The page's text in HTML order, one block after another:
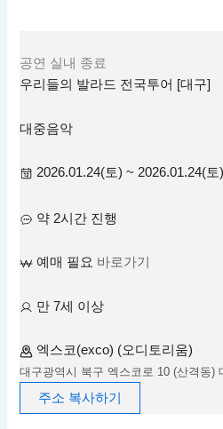
공연 실내 종료
우리들의 발라드 전국투어 [대구]
대중음악
2026.01.24(토) ~ 2026.01.24(토)
약 2시간 진행
예매 필요 바로가기
만 7세 이상
엑스코(exco) (오디토리움)
대구광역시 북구 엑스코로 10 (산격동)
주소 복사하기